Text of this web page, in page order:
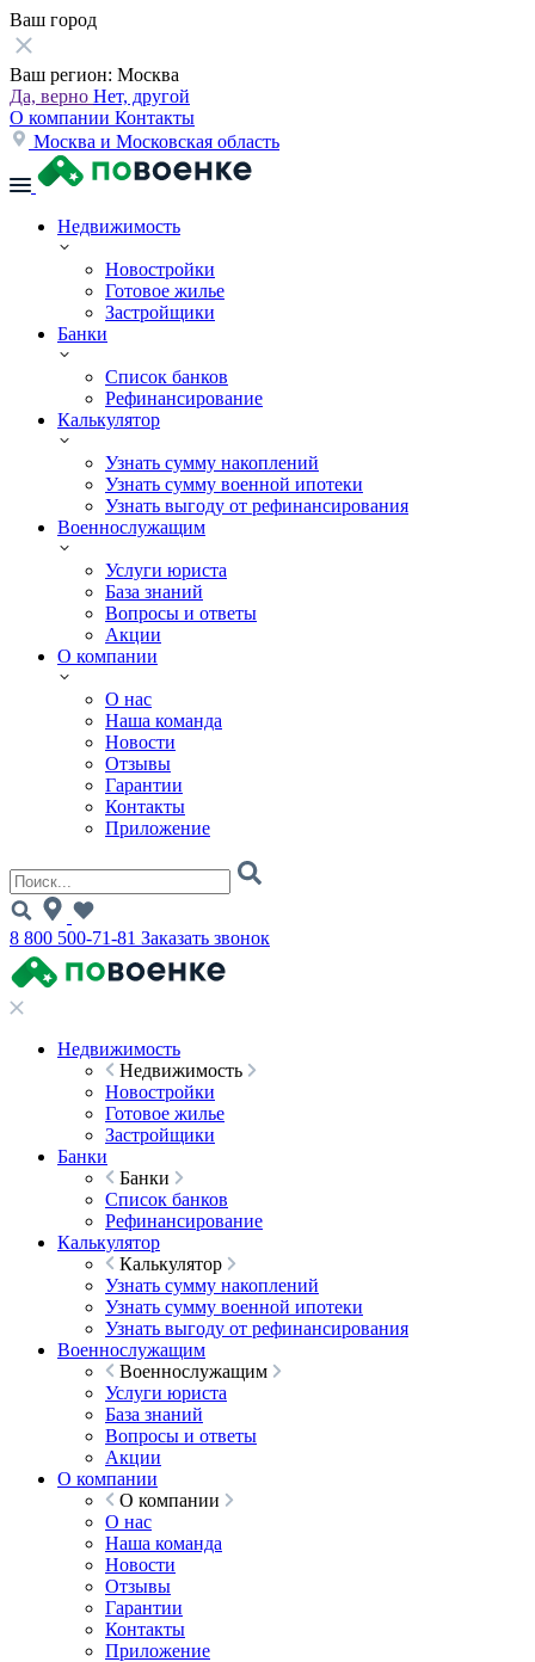
Ваш город
Ваш регион: Москва
Да, верно Нет, другой
О компании Контакты
Москва и Московская область
Недвижимость
Новостройки
Готовое жилье
Застройщики
Банки
Список банков
Рефинансирование
Калькулятор
Узнать сумму накоплений
Узнать сумму военной ипотеки
Узнать выгоду от рефинансирования
Военнослужащим
Услуги юриста
База знаний
Вопросы и ответы
Акции
О компании
О нас
Наша команда
Новости
Отзывы
Гарантии
Контакты
Приложение
8 800 500-71-81 Заказать звонок
Недвижимость
Недвижимость
Новостройки
Готовое жилье
Застройщики
Банки
Банки
Список банков
Рефинансирование
Калькулятор
Калькулятор
Узнать сумму накоплений
Узнать сумму военной ипотеки
Узнать выгоду от рефинансирования
Военнослужащим
Военнослужащим
Услуги юриста
База знаний
Вопросы и ответы
Акции
О компании
О компании
О нас
Наша команда
Новости
Отзывы
Гарантии
Контакты
Приложение